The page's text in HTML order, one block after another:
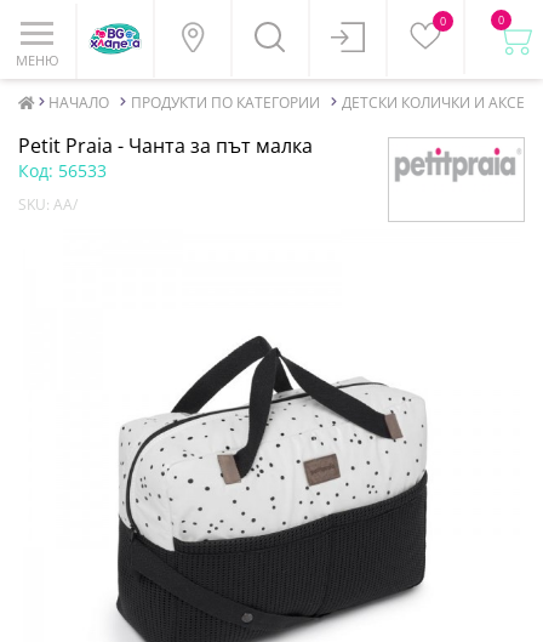
МЕНЮ
0 0
НАЧАЛО ПРОДУКТИ ПО КАТЕГОРИИ ДЕТСКИ КОЛИЧКИ И
Petit Praia - Чанта за път малка
Код: 56533
SKU: AA/